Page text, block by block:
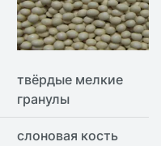
твёрдые мелкие
гранулы
слоновая кость